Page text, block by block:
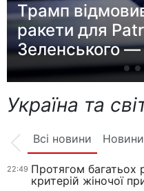
Павло Текучев
гонорарів
Україна та
Всі новини Новини
22:49 Протягом багатьох
критерій жіночої